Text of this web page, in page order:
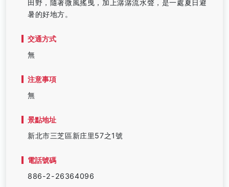
田野，隨著微風搖曳，加上潺潺流水聲，是一處夏日避
暑的好地方。
交通方式
無
注意事項
無
景點地址
新北市三芝區新庄里57之1號
電話號碼
886-2-26364096